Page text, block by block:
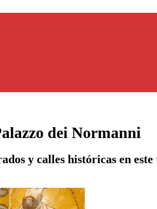
dei Normanni
y calles históricas en